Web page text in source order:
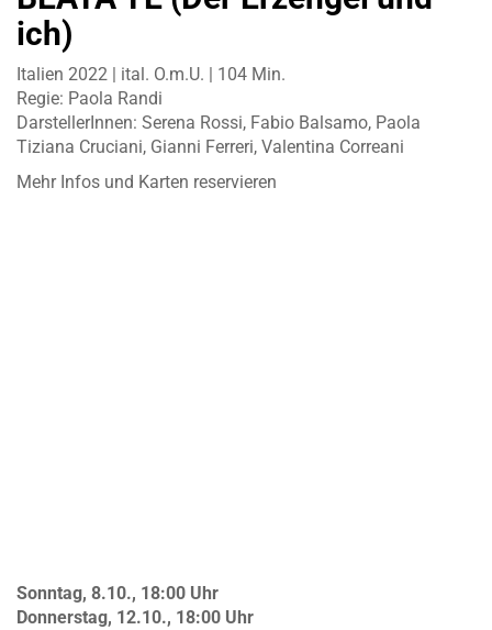
ich)
Italien 2022 | ital. O.m.U. | 104 Min.
Regie: Paola Randi
DarstellerInnen: Serena Rossi, Fabio Balsamo, Paola
Tiziana Cruciani, Gianni Ferreri, Valentina Correani
Mehr Infos und Karten reservieren
Sonntag, 8.10., 18:00 Uhr
Donnerstag, 12.10., 18:00 Uhr